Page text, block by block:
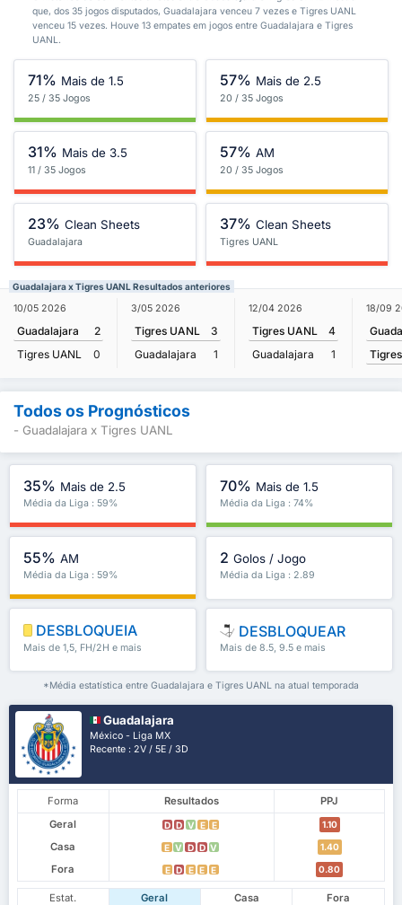
que, dos 35 jogos disputados, Guadalajara venceu 7 vezes e Tigres UANL
venceu 15 vezes. Houve 13 empates em jogos entre Guadalajara e Tigres
UANL.
71% Mais de 1.5
25 / 35 Jogos
57% Mais de 2.5
20 / 35 Jogos
31% Mais de 3.5
11 / 35 Jogos
57% AM
20 / 35 Jogos
23% Clean Sheets
Guadalajara
37% Clean Sheets
Tigres UANL
Guadalajara x Tigres UANL Resultados anteriores
10/05 2026
Guadalajara
2
Tigres UANL
0
3/05 2026
Tigres UANL
3
Guadalajara
1
12/04 2026
Tigres UANL
4
Guadalajara
1
18/09
Todos os Prognósticos
- Guadalajara x Tigres UANL
35% Mais de 2.5
Média da Liga : 59%
70% Mais de 1.5
Média da Liga : 74%
55% AM
Média da Liga : 59%
2 Golos / Jogo
Média da Liga : 2.89
DESBLOQUEIA
Mais de 1,5, FH/2H e mais
DESBLOQUEAR
Mais de 8.5, 9.5 e mais
*Média estatística entre Guadalajara e Tigres UANL na atual temporada
Guadalajara
México - Liga MX
Recente : 2V / 5E / 3D
Forma Resultados
PPJ
Geral
D D V E E 1.10
Casa E V D D V 1.40
Fora E D E E E 0.80
Estat. Geral Casa
Fora